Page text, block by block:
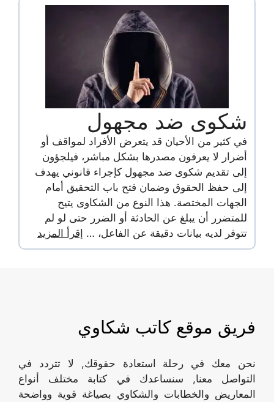
شكوى ضد مجهول
في كثير من الأحيان قد يتعرض الأفراد لمواقف أو
أضرار لا يعرفون مصدرها بشكل مباشر، فيلجؤون
إلى تقديم شكوى ضد مجهول كإجراء قانوني يهدف
إلى حفظ الحقوق وضمان فتح باب التحقيق أمام
الجهات المختصة. هذا النوع من الشكاوى يتيح
للمتضرر أن يبلغ عن الحادثة أو الضرر حتى لو لم
تتوفر لديه بيانات دقيقة عن الفاعل، … إقرأ المزيد
فريق موقع كاتب شكاوي
نحن معك في رحلة استعادة حقوقك, لا تتردد في
التواصل معنا, سنساعدك في كتابة مختلف أنواع
المعاريض والخطابات والشكاوي بصياغة قوية وواضحة